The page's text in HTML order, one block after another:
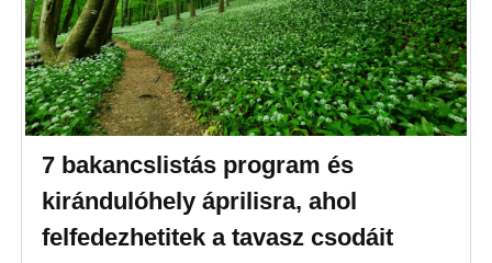
7 bakancslistás program és
kirándulóhely áprilisra, ahol
felfedezhetitek a tavasz csodáit